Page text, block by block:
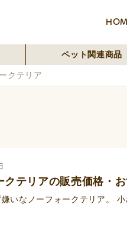
ペット関連商品
クテリア
クテリアの販売価格・
いなノーフォークテリア。